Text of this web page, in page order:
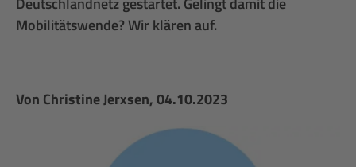
Mobilitätswende? Wir klären auf.
Von Christine Jerxsen, 04.10.2023